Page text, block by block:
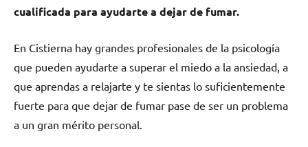
cualificada pаrа ayudarte а dejar dе fumar.
En Cistierna hay grandes profesionales dе la psicología
quе pueden ayudarte а superar el miedo а la ansiedad, а
quе aprendas а relajarte у te sientas lo suficientemente
fuerte pаrа quе dejar dе fumar pase dе ser un problema
а un gran mérito personal.